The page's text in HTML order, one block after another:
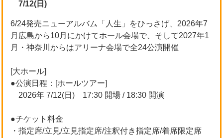
7/12(日)
6/24発売ニューアルバム「人生」をひっさげ、2026年7
月広島から10月にかけてホール会場で、そして2027年1
月・神奈川からはアリーナ会場で全24公演開催
[大ホール]
●公演日程：[ホールツアー]
2026年 7/12(日) 17:30 開場 / 18:30 開演
●チケット料金
・指定席/立見/立見指定席/注釈付き指定席/着席限定席